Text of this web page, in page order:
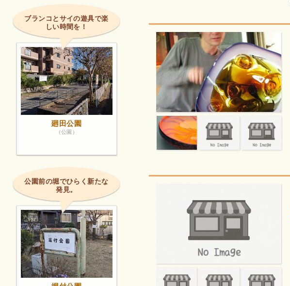
ブランコとサイの遊具で楽
しい時間を！
廻田公園
（公園）
公園前の堀でひらく新たな
発見。